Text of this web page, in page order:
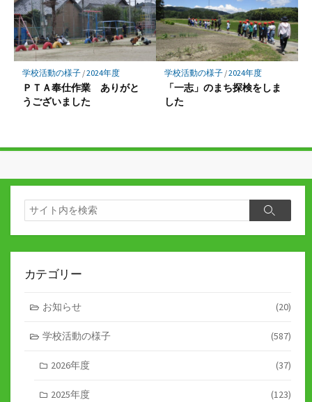
学校活動の様子/2024年度
ＰＴＡ奉仕作業 ありがと
うございました
学校活動の様子/2024年度
「一志」のまち探検をしま
した
検
索
検
カテゴリー
お知らせ (20)
学校活動の様子 (587)
2026年度 (37)
2025年度 (123)